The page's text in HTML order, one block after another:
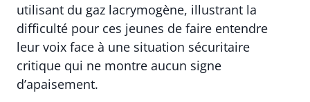
utilisant du gaz lacrymogène, illustrant la
difficulté pour ces jeunes de faire entendre
leur voix face à une situation sécuritaire
critique qui ne montre aucun signe
d’apaisement.